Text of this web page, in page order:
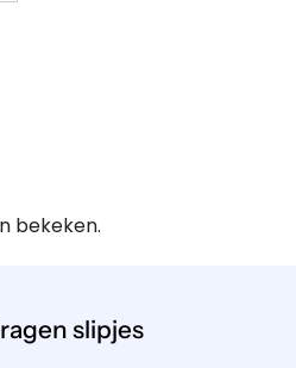
bekeken.
slipjes